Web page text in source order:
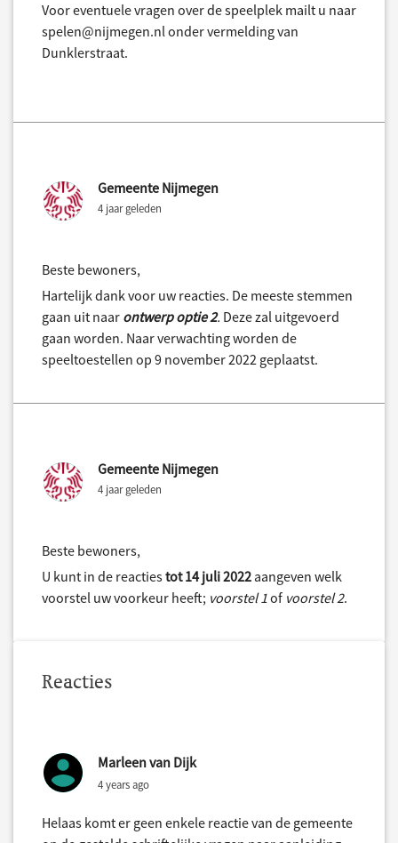
Voor eventuele vragen over de speelplek mailt u naar
spelen@nijmegen.nl onder vermelding van
Dunklerstraat.
Gemeente Nijmegen
4 jaar geleden
Beste bewoners,
Hartelijk dank voor uw reacties. De meeste stemmen
gaan uit naar ontwerp optie 2. Deze zal uitgevoerd
gaan worden. Naar verwachting worden de
speeltoestellen op 9 november 2022 geplaatst.
Gemeente Nijmegen
4 jaar geleden
Beste bewoners,
U kunt in de reactiestot 14 juli 2022 aangeven welk
voorstel uw voorkeur heeft; voorstel 1of voorstel 2.
Reacties
Marleen van Dijk
4 years ago
Helaas komt er geen enkele reactie van de gemeente